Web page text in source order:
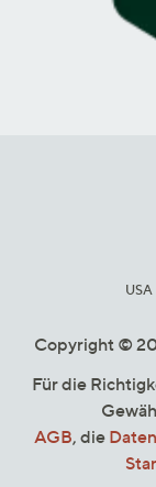
USA
Copyright ©
Für die
AGB, die